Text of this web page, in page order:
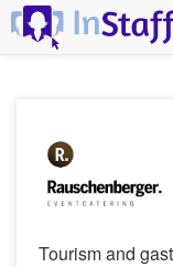
Tourism and